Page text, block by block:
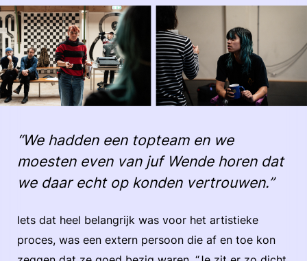
“We hadden een topteam en we
moesten even van juf Wende horen dat
we daar echt op konden vertrouwen.”
Iets dat heel belangrijk was voor het artistieke
proces, was een extern persoon die af en toe kon